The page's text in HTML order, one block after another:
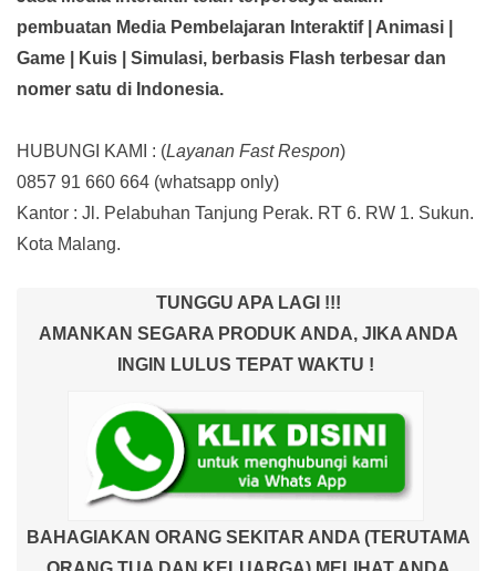
pembuatan Media Pembelajaran Interaktif| Animasi |
Game | Kuis | Simulasi, berbasis Flash terbesar dan
nomer satu di Indonesia.
HUBUNGI KAMI : (Layanan Fast Respon)
0857 91 660 664 (whatsapp only)
Kantor : Jl. Pelabuhan Tanjung Perak. RT 6. RW 1. Sukun.
Kota Malang.
TUNGGU APA LAGI !!!
AMANKAN SEGARA PRODUK ANDA, JIKA ANDA
INGIN LULUS TEPAT WAKTU !
BAHAGIAKAN ORANG SEKITAR ANDA (TERUTAMA